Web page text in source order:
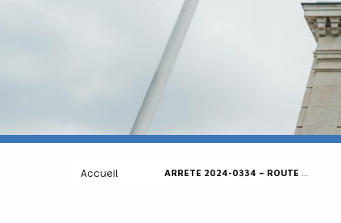
Accueil ARRETE 2024-0334 – ROUTE DE BORDEAUX AVENUE DE LA COTE D ARGENT RUE DE CANAULEY CHEMIN DES TROUGNES IMPASSE DE NINECHE RUE DU TAUDIN